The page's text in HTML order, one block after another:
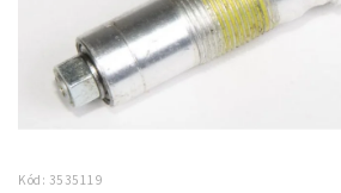
Kód: 3535119